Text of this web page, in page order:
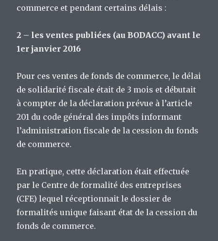
commerce et pendant certains délais :
2 – les ventes publiées (au BODACC) avant le
1er janvier 2016
Pour ces ventes de fonds de commerce, le délai
de solidarité fiscale était de 3 mois et débutait
à compter de la déclaration prévue à l’article
201 du code général des impôts informant
l’administration fiscale de la cession du fonds
de commerce.
En pratique, cette déclaration était effectuée
par le Centre de formalité des entreprises
(CFE) lequel réceptionnait le dossier de
formalités unique faisant état de la cession du
fonds de commerce.